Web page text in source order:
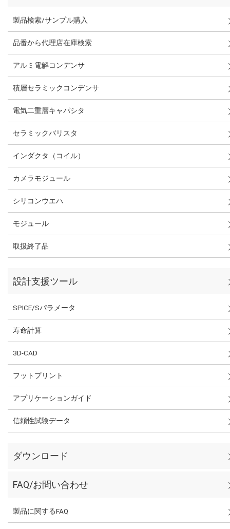
製品検索/サンプル購入
品番から代理店在庫検索
アルミ電解コンデンサ
積層セラミックコンデンサ
電気二重層キャパシタ
セラミックバリスタ
インダクタ（コイル）
カメラモジュール
シリコンウエハ
モジュール
取扱終了品
設計支援ツール
SPICE/Sパラメータ
寿命計算
3D-CAD
フットプリント
アプリケーションガイド
信頼性試験データ
ダウンロード
FAQ/お問い合わせ
製品に関するFAQ